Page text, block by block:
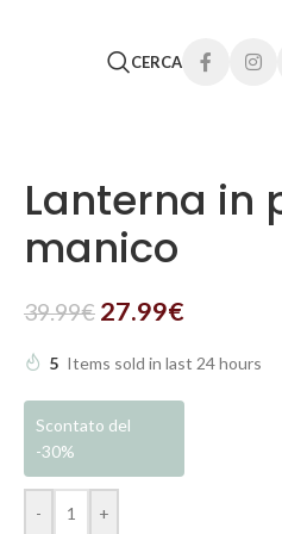
CERCA
Lanterna in
manico
39.99€ 27.99€
5 Items sold in last 24 hours
Scontato del
-30%
- +